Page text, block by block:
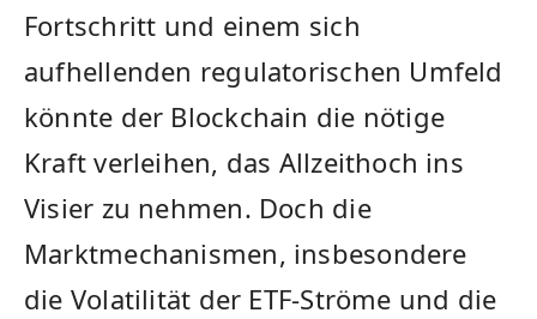
Fortschritt und einem sich
aufhellenden regulatorischen Umfeld
könnte der Blockchain die nötige
Kraft verleihen, das Allzeithoch ins
Visier zu nehmen. Doch die
Marktmechanismen, insbesondere
die Volatilität der ETF-Ströme und die